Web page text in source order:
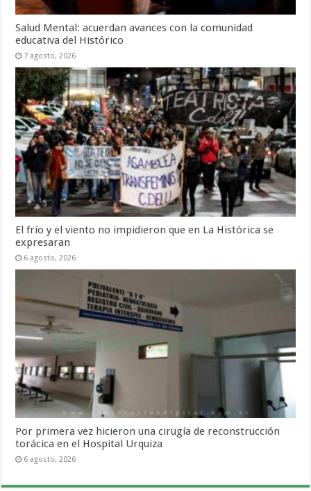
Salud Mental: acuerdan avances con la comunidad
educativa del Histórico
7 agosto, 2026
El frío y el viento no impidieron que en La Histórica se
expresaran
6 agosto, 2026
Por primera vez hicieron una cirugía de reconstrucción
torácica en el Hospital Urquiza
6 agosto, 2026